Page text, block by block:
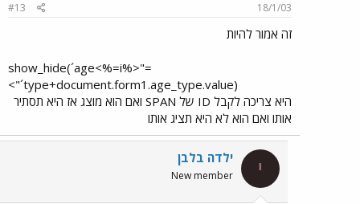
18/1/03
#13
זה אמור להיות
="show_hide(´age<%=i%>
´type+document.form1.age_type.value)">​
היא צריכה לקבל ID של SPAN ואם הוא מוצג אז היא תסתיר
אותו ואם הוא לא היא תציג אותו
י ילדה בלבן
New member